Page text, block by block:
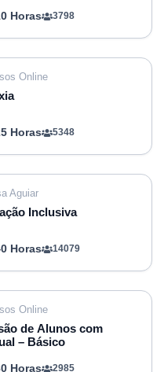
Horas 3798
Online
Horas 5348
Aguiar
Inclusiva
Horas 14079
Online
de Alunos com
– Básico
Horas 2985